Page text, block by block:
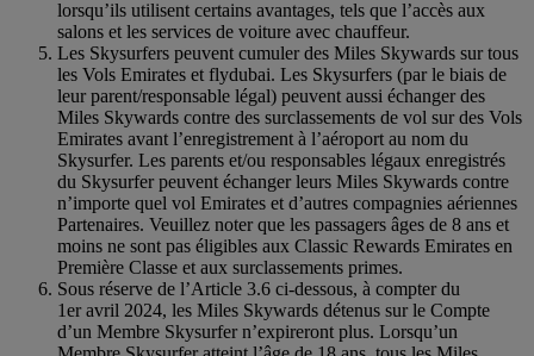
lorsqu’ils utilisent certains avantages, tels que l’accès aux
salons et les services de voiture avec chauffeur.
Les Skysurfers peuvent cumuler des Miles Skywards sur tous
les Vols Emirates et flydubai. Les Skysurfers (par le biais de
leur parent/responsable légal) peuvent aussi échanger des
Miles Skywards contre des surclassements de vol sur des Vols
Emirates avant l’enregistrement à l’aéroport au nom du
Skysurfer. Les parents et/ou responsables légaux enregistrés
du Skysurfer peuvent échanger leurs Miles Skywards contre
n’importe quel vol Emirates et d’autres compagnies aériennes
Partenaires. Veuillez noter que les passagers âges de 8 ans et
moins ne sont pas éligibles aux Classic Rewards Emirates en
Première Classe et aux surclassements primes.
Sous réserve de l’Article 3.6 ci-dessous, à compter du
1er avril 2024, les Miles Skywards détenus sur le Compte
d’un Membre Skysurfer n’expireront plus. Lorsqu’un